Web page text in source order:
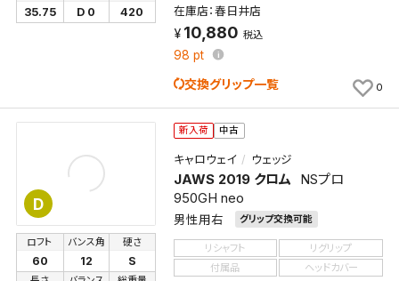
35.75 D 0 420 在庫店：春日井店
10,880 税込
98 pt
交換グリップ一覧 0
D
新入荷 中古
キャロウェイ ウェッジ
JAWS 2019 クロム
NSプロ
950GH neo
男性用右 グリップ交換可能
ロフト
60
バンス角
12
硬さ
S
リシャフト
リグリップ
付属品
ヘッドカバー